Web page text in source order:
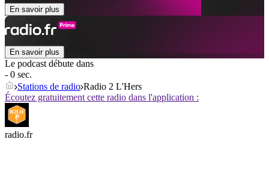
En savoir plus
En savoir plus
Le podcast débute dans
- 0 sec.
Stations de radio Radio 2 L'Hers
Écoutez gratuitement cette radio dans l'application :
radio.fr